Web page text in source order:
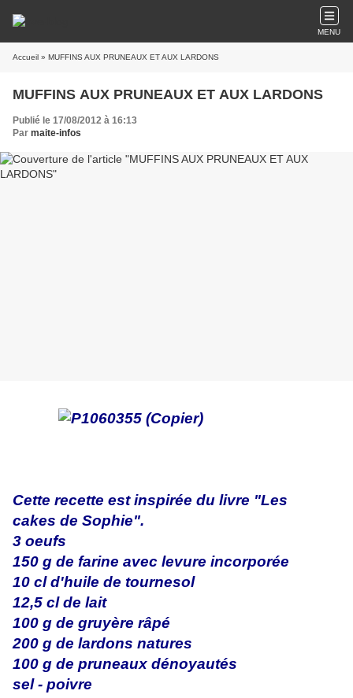
MENU
Accueil » MUFFINS AUX PRUNEAUX ET AUX LARDONS
MUFFINS AUX PRUNEAUX ET AUX LARDONS
Publié le 17/08/2012 à 16:13
Par maite-infos
Cette recette est inspirée du livre "Les
cakes de Sophie".
3 oeufs
150 g de farine avec levure incorporée
10 cl d'huile de tournesol
12,5 cl de lait
100 g de gruyère râpé
200 g de lardons natures
100 g de pruneaux dénoyautés
sel - poivre